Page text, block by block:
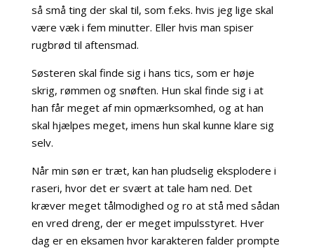
så små ting der skal til, som f.eks. hvis jeg lige skal
være væk i fem minutter. Eller hvis man spiser
rugbrød til aftensmad.
Søsteren skal finde sig i hans tics, som er høje
skrig, rømmen og snøften. Hun skal finde sig i at
han får meget af min opmærksomhed, og at han
skal hjælpes meget, imens hun skal kunne klare sig
selv.
Når min søn er træt, kan han pludselig eksplodere i
raseri, hvor det er svært at tale ham ned. Det
kræver meget tålmodighed og ro at stå med sådan
en vred dreng, der er meget impulsstyret. Hver
dag er en eksamen hvor karakteren falder prompte